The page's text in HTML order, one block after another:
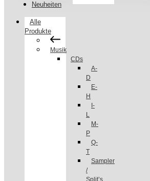
Neuheiten
Alle
Produkte
Musik
CDs
A-
D
E-
H
I-
L
M-
P
Q-
T
Sampler
/